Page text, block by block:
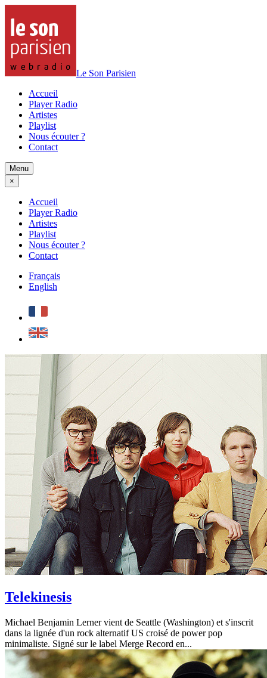
Le Son Parisien
Accueil
Player Radio
Artistes
Playlist
Nous écouter ?
Contact
Menu
×
Accueil
Player Radio
Artistes
Playlist
Nous écouter ?
Contact
Français
English
Telekinesis
Michael Benjamin Lerner vient de Seattle (Washington) et s'inscrit
dans la lignée d'un rock alternatif US croisé de power pop
minimaliste. Signé sur le label Merge Record en...